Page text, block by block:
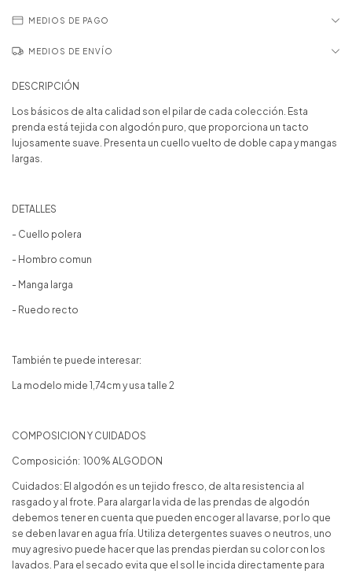
MEDIOS DE PAGO
MEDIOS DE ENVÍO
DESCRIPCIÓN
Los básicos de alta calidad son el pilar de cada colección. Esta
prenda está tejida con algodón puro, que proporciona un tacto
lujosamente suave. Presenta un cuello vuelto de doble capa y mangas
largas.
DETALLES
- Cuello polera
- Hombro comun
- Manga larga
- Ruedo recto
También te puede interesar:
La modelo mide 1,74cm y usa talle 2
COMPOSICION Y CUIDADOS
Composición: 100% ALGODON
Cuidados: El algodón es un tejido fresco, de alta resistencia al
rasgado y al frote. Para alargar la vida de las prendas de algodón
debemos tener en cuenta que pueden encoger al lavarse, por lo que
se deben lavar en agua fría. Utiliza detergentes suaves o neutros, uno
muy agresivo puede hacer que las prendas pierdan su color con los
lavados. Para el secado evita que el sol le incida directamente para